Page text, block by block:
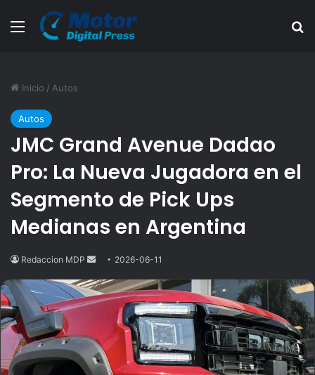
Menú
Inicio / Autos
Autos
JMC Grand Avenue Dadao
Pro: La Nueva Jugadora en el
Segmento de Pick Ups
Medianas en Argentina
Redaccion MDP
Send
email
2026-06-11